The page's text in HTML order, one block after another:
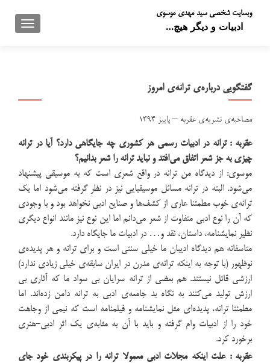
وبسایت شخصی سید مهدی موسوی
ادبیات و دیگر هیچ…
گفتگویی درباره‌ی ترانه‌ی امروز
مصاحبه‌ی نشریه‌ی عقربه – پاییز ۱۳۹۴
عقربه : ترانه در ادبیات رسمی هر کشوری چه جایگاهی دارد؟ آیا در ترانه
چیزی به جز شعر اتفاق می‌افتد و نباید ترانه را شعر بدانیم؟
موسوی: از دیدگاه من ترانه در واقع شعری است که به موسیقی پیشنهاد
می‌شود. البته در ترانه مسائل موسیقیایی نیز در نظر گرفته می‌شود اما یک
ترانه‌ی خوب مطمئنا عاری از کشف‌ها و صنایع ادبی نخواهد بود و با وجودی
که آن را نوع ادبی متفاوت از شعر می‌دانم اما این نوع نیز مانند انواع دیگری
نظیر نمایشنامه، داستان، نقد و… در ادبیات ما جایگاه دارد.
متاسفانه هم دیدگاه ادیبان ما خیلی سنتی است و برای ترانه و هر پدیده‌ی
نوظهور (با توجه به اینکه ترانه‌ی مدرن در ایران سابقه‌ی خیلی زیادی ندارد)
ارزشی قائل نیستند. هم بعضی از ترانه سرایان بی سواد ما که آثاری بی
ارزش تولید می‌کنند به نگاه بد جامعه‌ی ادبی به ترانه دامن زده‌اند. اما
مطمئنا ترانه، پدیده‌ای مثل نمایشنامه و فیلمنامه است که نیمی از وجاهت
خود را از ادبیات وام گرفته و باید با آن به مثابه‌ی یک اثر ادبی-هنری
برخورد کرد.
عقربه : علت اینکه مجلات ادبی معمولا ترانه را در پیکربندی خود جای